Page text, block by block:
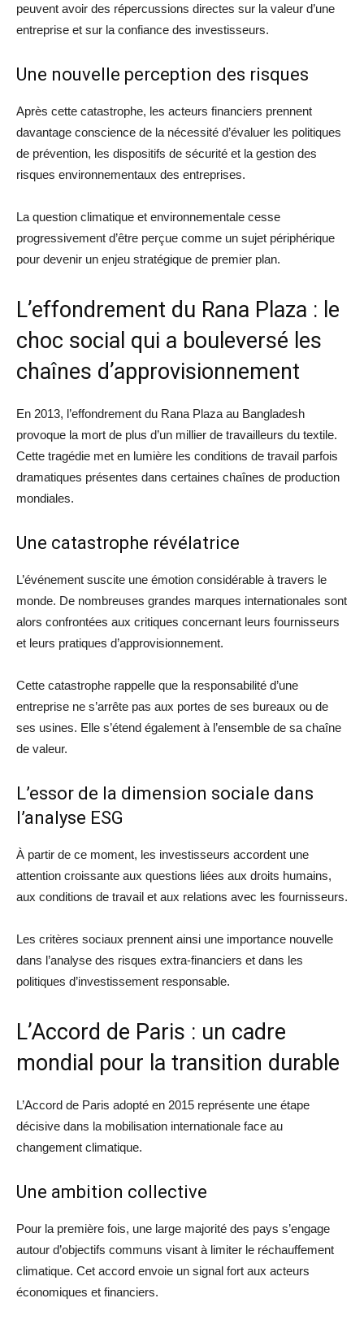
peuvent avoir des répercussions directes sur la valeur d’une
entreprise et sur la confiance des investisseurs.
Une nouvelle perception des risques
Après cette catastrophe, les acteurs financiers prennent
davantage conscience de la nécessité d’évaluer les politiques
de prévention, les dispositifs de sécurité et la gestion des
risques environnementaux des entreprises.
La question climatique et environnementale cesse
progressivement d’être perçue comme un sujet périphérique
pour devenir un enjeu stratégique de premier plan.
L’effondrement du Rana Plaza : le
choc social qui a bouleversé les
chaînes d’approvisionnement
En 2013, l’effondrement du Rana Plaza au Bangladesh
provoque la mort de plus d’un millier de travailleurs du textile.
Cette tragédie met en lumière les conditions de travail parfois
dramatiques présentes dans certaines chaînes de production
mondiales.
Une catastrophe révélatrice
L’événement suscite une émotion considérable à travers le
monde. De nombreuses grandes marques internationales sont
alors confrontées aux critiques concernant leurs fournisseurs
et leurs pratiques d’approvisionnement.
Cette catastrophe rappelle que la responsabilité d’une
entreprise ne s’arrête pas aux portes de ses bureaux ou de
ses usines. Elle s’étend également à l’ensemble de sa chaîne
de valeur.
L’essor de la dimension sociale dans
l’analyse ESG
À partir de ce moment, les investisseurs accordent une
attention croissante aux questions liées aux droits humains,
aux conditions de travail et aux relations avec les fournisseurs.
Les critères sociaux prennent ainsi une importance nouvelle
dans l’analyse des risques extra-financiers et dans les
politiques d’investissement responsable.
L’Accord de Paris : un cadre
mondial pour la transition durable
L’Accord de Paris adopté en 2015 représente une étape
décisive dans la mobilisation internationale face au
changement climatique.
Une ambition collective
Pour la première fois, une large majorité des pays s’engage
autour d’objectifs communs visant à limiter le réchauffement
climatique. Cet accord envoie un signal fort aux acteurs
économiques et financiers.